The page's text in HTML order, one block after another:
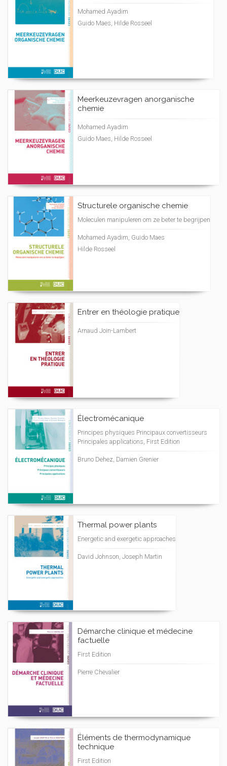
Mohamed Ayadim
Guido Maes, Hilde Rosseel
Meerkeuzevragen anorganische
chemie
Mohamed Ayadim
Guido Maes, Hilde Rosseel
Structurele organische chemie
Moleculen manipuleren om ze beter te begrijpen
Mohamed Ayadim, Guido Maes
Hilde Rosseel
Entrer en théologie pratique
Arnaud Join-Lambert
Électromécanique
Principes physiques Principaux convertisseurs
Principales applications, First Edition
Bruno Dehez, Damien Grenier
Thermal power plants
Energetic and exergetic approaches
David Johnson, Joseph Martin
Démarche clinique et médecine
factuelle
First Edition
Pierre Chevalier
Éléments de thermodynamique
technique
First Edition